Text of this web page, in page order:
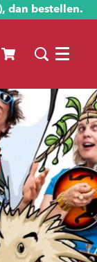
dan bestellen.
Menu